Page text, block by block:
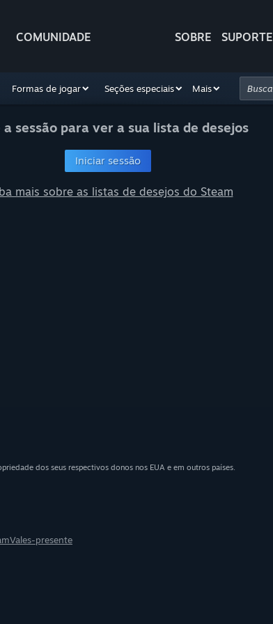
COMUNIDADE SOBRE SUPORTE
Formas de jogar Seções especiais Mais
a sessão para ver a sua lista de desejos
Iniciar sessão
mais sobre as listas de desejos do Steam
dos seus respectivos donos nos EUA e em outros países.
Vales-presente